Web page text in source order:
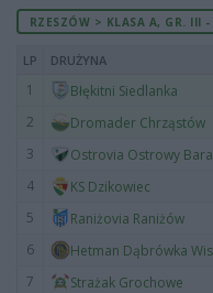
RZESZÓW > KLASA A, GR. III -
LP DRUŻYNA
1 Błękitni Siedlanka
2
Dromader Chrząstów
3
Ostrovia Ostrowy
4
KS Dzikowiec
5
Raniżovia Raniżów
6
Hetman Dąbrówka
7
Strażak Grochowe